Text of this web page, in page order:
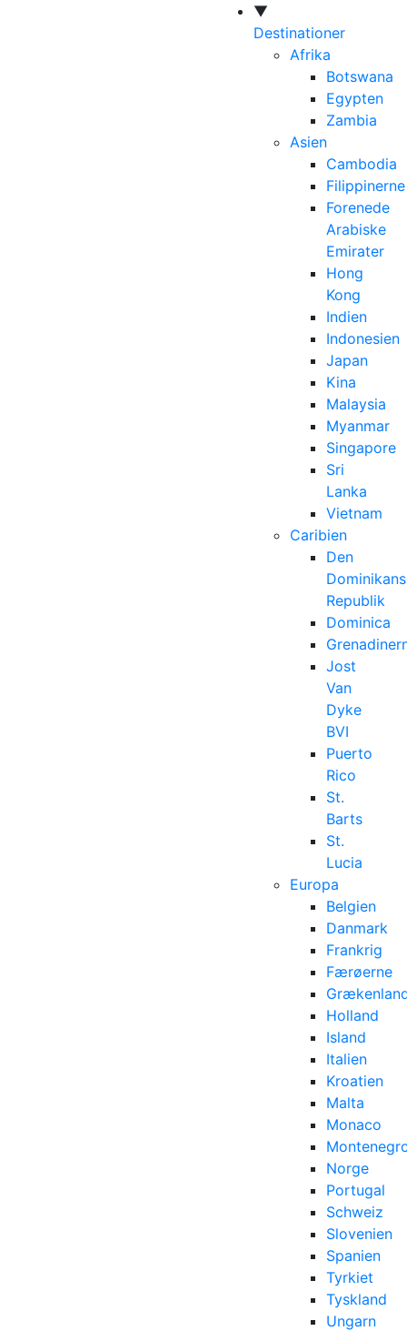
▼
Destinationer
Afrika
Botswana
Egypten
Zambia
Asien
Cambodia
Filippinerne
Forenede
Arabiske
Emirater
Hong
Kong
Indien
Indonesien
Japan
Kina
Malaysia
Myanmar
Singapore
Sri
Lanka
Vietnam
Caribien
Den
Republik
Dominica
Jost
Van
Dyke
BVI
Puerto
Rico
St.
Barts
St.
Lucia
Europa
Belgien
Danmark
Frankrig
Færøerne
Holland
Island
Italien
Kroatien
Malta
Monaco
Norge
Portugal
Schweiz
Slovenien
Spanien
Tyrkiet
Tyskland
Ungarn